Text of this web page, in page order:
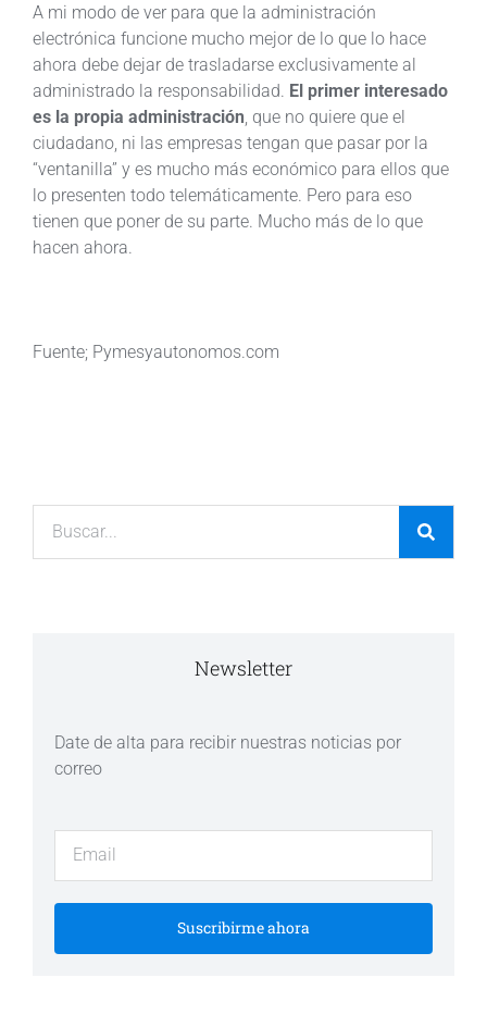
A mi modo de ver para que la administración
electrónica funcione mucho mejor de lo que lo hace
ahora debe dejar de trasladarse exclusivamente al
administrado la responsabilidad. El primer interesado
es la propia administración , que no quiere que el
ciudadano, ni las empresas tengan que pasar por la
“ventanilla” y es mucho más económico para ellos que
lo presenten todo telemáticamente. Pero para eso
tienen que poner de su parte. Mucho más de lo que
hacen ahora.
Fuente; Pymesyautonomos.com
Newsletter
Date de alta para recibir nuestras noticias por
correo
Suscribirme ahora